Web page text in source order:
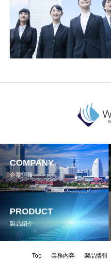
COMPANY
企業情報
PRODUCT
製品紹介
Top 業務内容 製品情報